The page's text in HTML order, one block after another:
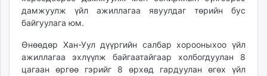
дамжуулж үйл ажиллагаа явуулдаг төрийн бус
байгуулага юм.
Өнөөдөр Хан-Уул дүүргийн салбар хорооныхоо үйл
ажиллагаа эхлүүлж байгаатайгаар холбогдуулан 8
цагаан өргөө гэрийг 8 өрхөд гардуулан өгөх үйл